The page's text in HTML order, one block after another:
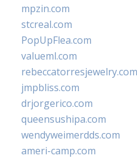
mpzin.com
stcreal.com
PopUpFlea.com
valueml.com
rebeccatorresjewelry.com
jmpbliss.com
drjorgerico.com
queensushipa.com
wendyweimerdds.com
ameri-camp.com